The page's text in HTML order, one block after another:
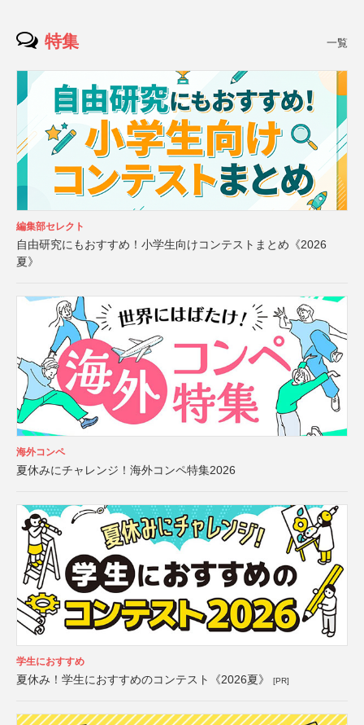
特集 一覧
編集部セレクト
自由研究にもおすすめ！小学生向けコンテストまとめ《2026
夏》
海外コンペ
夏休みにチャレンジ！海外コンペ特集2026
学生におすすめ
夏休み！学生におすすめのコンテスト《2026夏》 [PR]